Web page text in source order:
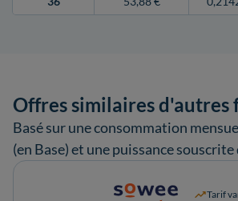
Offres similaires d'autres
Basé sur une consommation
(en Base) et une puissance souscrite
Tarif